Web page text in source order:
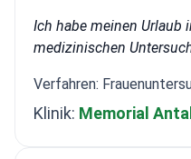
Ich habe meinen Urlaub
medizinischen
Verfahren:
Klinik: Memorial